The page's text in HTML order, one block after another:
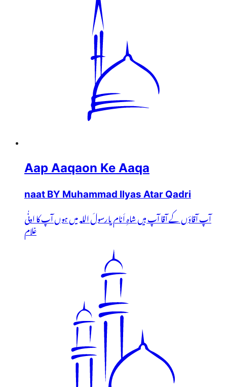
Aap Aaqaon Ke Aaqa
naat BY Muhammad Ilyas Atar Qadri
آپ آقاؤں کے آقا آپ ہیں شاہِ اَنام یارسولَ اللہ میں ہوں آپ کا ادنٰی
غلام